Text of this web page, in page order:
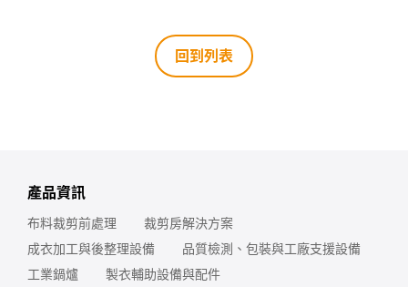
回到列表
產品資訊
布料裁剪前處理
裁剪房解決方案
成衣加工與後整理設備
品質檢測、包裝與工廠支援設備
工業鍋爐
製衣輔助設備與配件